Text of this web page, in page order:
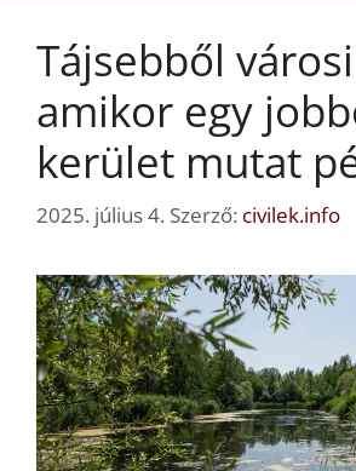
Tájsebből
amikor egy
kerület mutat
2025. július 4. Szerző: civilek.info